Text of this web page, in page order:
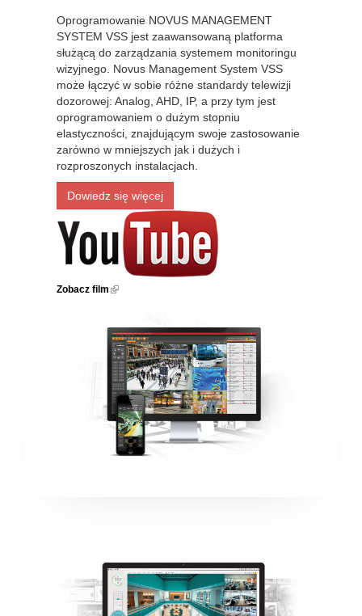
Oprogramowanie NOVUS MANAGEMENT
SYSTEM VSS jest zaawansowaną platforma
służącą do zarządzania systemem monitoringu
wizyjnego. Novus Management System VSS
może łączyć w sobie różne standardy telewizji
dozorowej: Analog, AHD, IP, a przy tym jest
oprogramowaniem o dużym stopniu
elastyczności, znajdującym swoje zastosowanie
zarówno w mniejszych jak i dużych i
rozproszonych instalacjach.
Dowiedz się więcej
Zobacz film (link is external)